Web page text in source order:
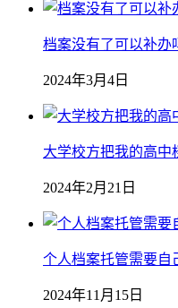
档案没有了可以补办
2024年3月4日
大学校方把我的高中
2024年2月21日
个人档案托管需要自
2024年11月15日